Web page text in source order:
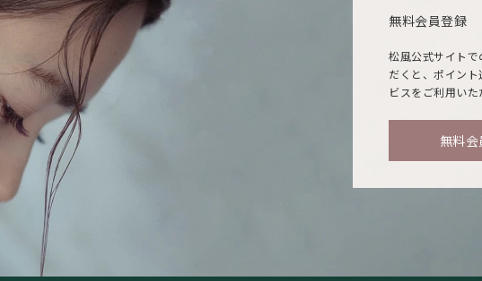
無料会員登録
松風公式サイトで
だくと、ポイン
ビスをご利用いた
無料会